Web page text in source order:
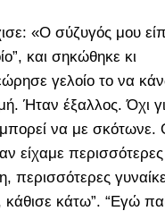
«Ο σύζυγός μου
και σηκώθηκε κι
γελοίο το να
Ήταν έξαλλος. Όχι
να με σκότωνε.
είχαμε
περισσότερες
κάθισε κάτω”. “Εγώ